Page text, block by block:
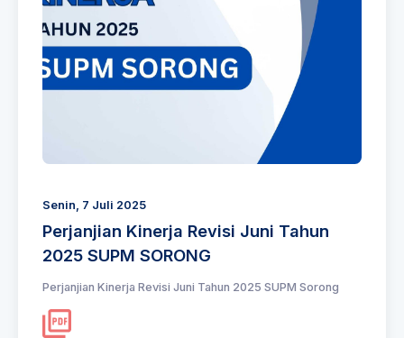
Senin, 7 Juli 2025
Perjanjian Kinerja Revisi Juni Tahun
2025 SUPM SORONG
Perjanjian Kinerja Revisi Juni Tahun 2025 SUPM Sorong